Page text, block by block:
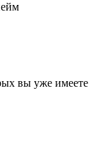
вы уже имеете